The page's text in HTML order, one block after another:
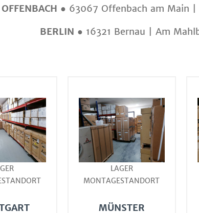
OFFENBACH ● 63067 Offenbach am Main |
BERLIN ● 16321 Bernau | Am
LAGER
MONTAGESTANDORT
MÜNSTER